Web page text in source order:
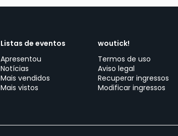
Listas de eventos
Apresentou
Notícias
Mais vendidos
Mais vistos
woutick!
Termos de uso
Aviso legal
Recuperar ingressos
Modificar ingressos